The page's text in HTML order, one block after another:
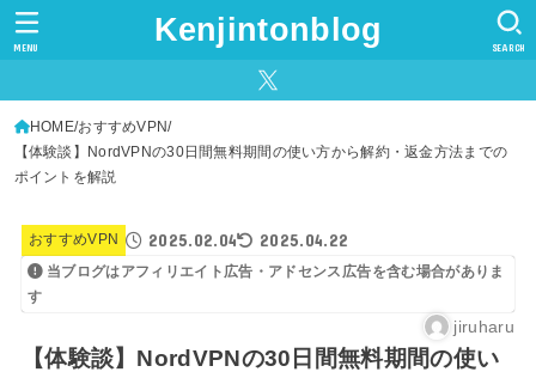
Kenjintonblog SEARCH
MENU
HOME おすすめVPN
【体験談】NordVPNの30日間無料期間の使い方から解約・返金方法までの
ポイントを解説
おすすめVPN 2025.02.04 2025.04.22
当ブログはアフィリエイト広告・アドセンス広告を含む場合がありま
す
jiruharu
【体験談】NordVPNの30日間無料期間の使い